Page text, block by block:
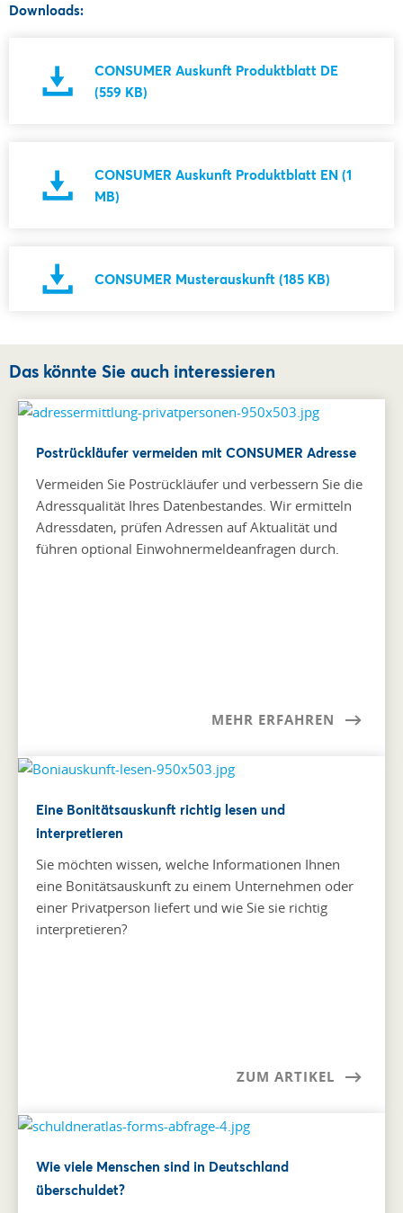
Downloads:
CONSUMER Auskunft Produktblatt DE
(559 KB)
CONSUMER Auskunft Produktblatt EN (1
MB)
CONSUMER Musterauskunft (185 KB)
Das könnte Sie auch interessieren
Postrückläufer vermeiden mit CONSUMER Adresse
Vermeiden Sie Postrückläufer und verbessern Sie die
Adressqualität Ihres Datenbestandes. Wir ermitteln
Adressdaten, prüfen Adressen auf Aktualität und
führen optional Einwohnermeldeanfragen durch.
MEHR ERFAHREN
Eine Bonitätsauskunft richtig lesen und
interpretieren
Sie möchten wissen, welche Informationen Ihnen
eine Bonitätsauskunft zu einem Unternehmen oder
einer Privatperson liefert und wie Sie sie richtig
interpretieren?
ZUM ARTIKEL
Wie viele Menschen sind in Deutschland
überschuldet?